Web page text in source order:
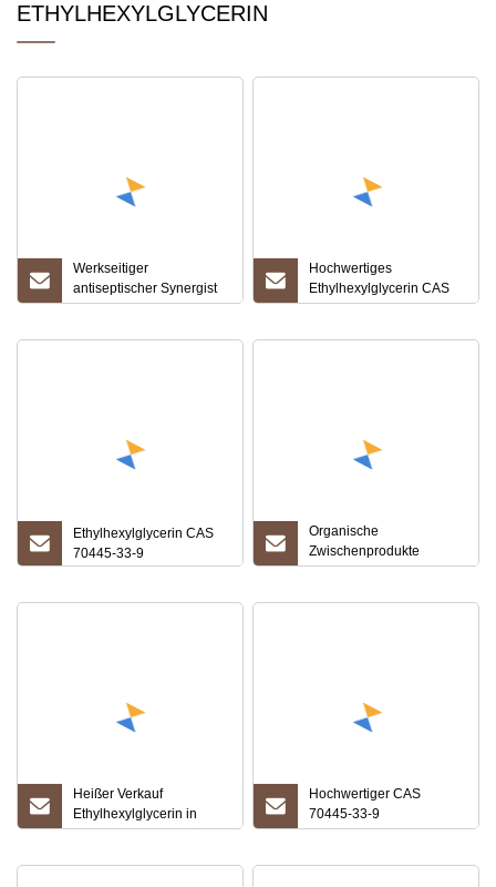
ETHYLHEXYLGLYCERIN
Werkseitiger
antiseptischer Synergist
Ethylhexylglycerin CAS
Hochwertiges
Ethylhexylglycerin CAS
70445-33-9
Ethylhexylglycerin CAS
70445-33-9
Organische
Zwischenprodukte
Ethylhexylglycerin CAS
Heißer Verkauf
Ethylhexylglycerin in
kosmetischer Qualität,
Hochwertiger CAS
70445-33-9
Ethylhexylglycerin-